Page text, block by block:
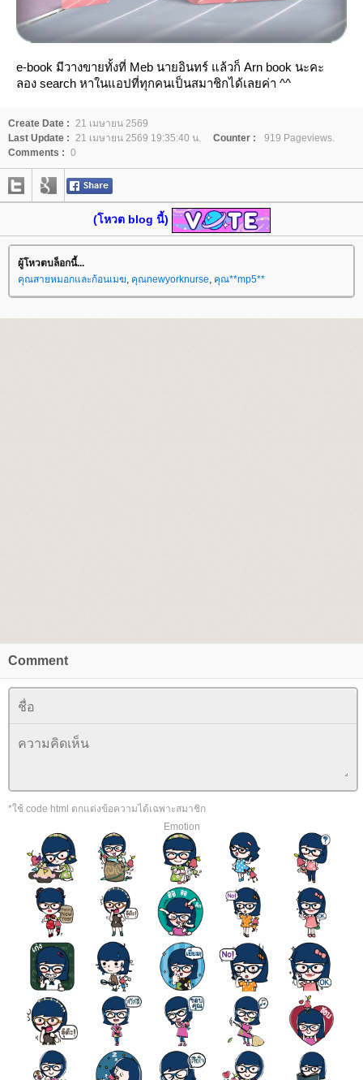
e-book มีวางขายทั้งที่ Meb นายอินทร์ แล้วก็ Arn book นะคะ
ลอง search หาในแอปที่ทุกคนเป็นสมาชิกได้เลยค่า ^^
Create Date :
21 เมษายน 2569
Last Update :
21 เมษายน 2569 19:35:40 น. Counter :
919 Pageviews.
Comments : 0
(โหวต blog นี้)
ผู้โหวตบล็อกนี้...
คุณสายหมอกและก้อนเมฆ คุณnewyorknurse คุณ**mp5**
Comment
*ใช้ code html ตกแต่งข้อความได้เฉพาะสมาชิก
Emotion